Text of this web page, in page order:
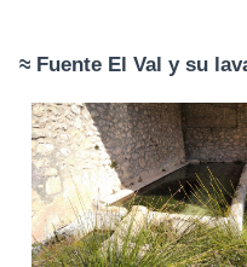
≈ Fuente El Val y su